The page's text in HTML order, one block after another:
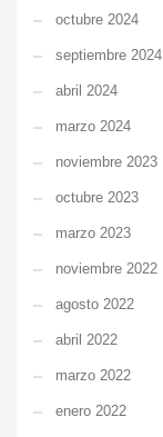
octubre 2024
septiembre 2024
abril 2024
marzo 2024
noviembre 2023
octubre 2023
marzo 2023
noviembre 2022
agosto 2022
abril 2022
marzo 2022
enero 2022